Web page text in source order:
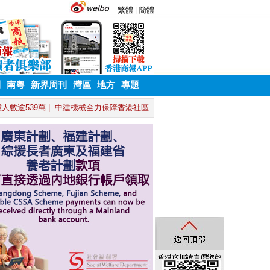
南粵 新界周刊 灣區 地方 專題